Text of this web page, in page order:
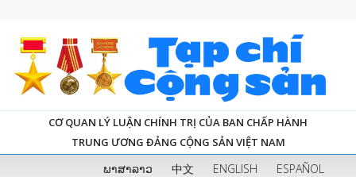
CƠ QUAN LÝ LUẬN CHÍNH TRỊ CỦA BAN CHẤP HÀNH
TRUNG ƯƠNG ĐẢNG CỘNG SẢN VIỆT NAM
ພາສາລາວ 中文 ENGLISH
ESPAÑOL